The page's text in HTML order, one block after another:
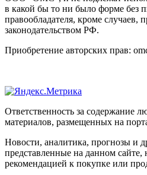
в какой бы то ни было форме без
правообладателя, кроме случаев,
законодательством РФ.
Приобретение авторских прав:
Ответственность за содержание
материалов, размещенных на
Новости, аналитика, прогнозы и
представленные на данном сайте,
рекомендацией к покупке или